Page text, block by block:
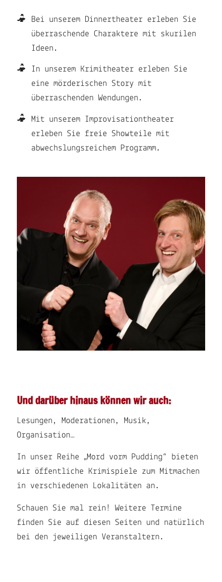
Bei unserem Dinnertheater erleben Sie
überraschende Charaktere mit skurilen
Ideen.
In unserem Krimitheater erleben Sie
eine mörderischen Story mit
überraschenden Wendungen.
Mit unserem Improvisationtheater
erleben Sie freie Showteile mit
abwechslungsreichem Programm.
Und darüber hinaus können wir auch:
Lesungen, Moderationen, Musik,
Organisation…
In unser Reihe „Mord vorm Pudding“ bieten
wir öffentliche Krimispiele zum Mitmachen
in verschiedenen Lokalitäten an.
Schauen Sie mal rein! Weitere Termine
finden Sie auf diesen Seiten und natürlich
bei den jeweiligen Veranstaltern.